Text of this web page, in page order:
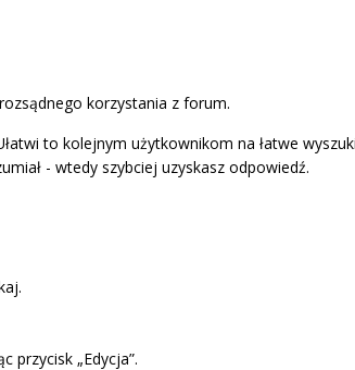
korzystania z forum.
to kolejnym użytkownikom na łatwe
- wtedy szybciej uzyskasz odpowiedź.
przycisk „Edycja”.